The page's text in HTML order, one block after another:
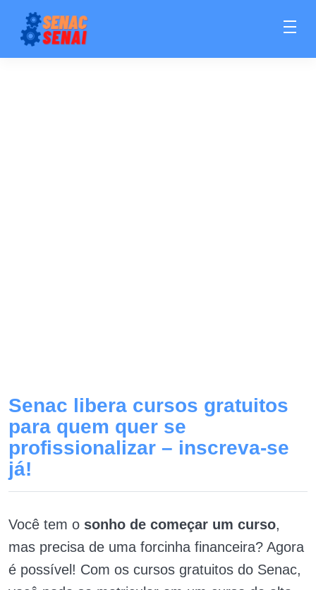
Senac libera cursos gratuitos
para quem quer se
profissionalizar – inscreva-se
já!
Você tem o sonho de começar um curso,
mas precisa de uma forcinha financeira? Agora
é possível! Com os cursos gratuitos do Senac,